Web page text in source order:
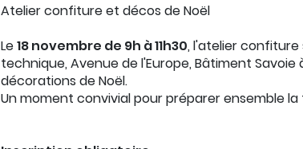
Atelier confiture et décos de Noël
Le18 novembre de 9h à 11h30, l'atelier confiture
technique, Avenue de l'Europe, Bâtiment
décorations de Noël.
Un moment convivial pour préparer ensemble